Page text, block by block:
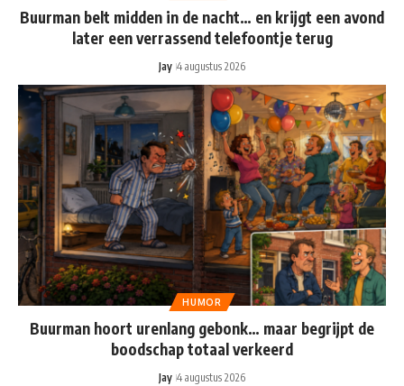
Buurman belt midden in de nacht… en krijgt een avond
later een verrassend telefoontje terug
Jay 4 augustus 2026
HUMOR
Buurman hoort urenlang gebonk… maar begrijpt de
boodschap totaal verkeerd
Jay 4 augustus 2026